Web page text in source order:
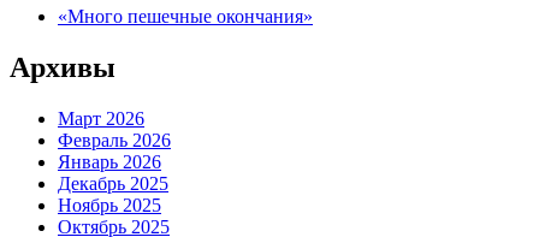
«Много пешечные окончания»
Архивы
Март 2026
Февраль 2026
Январь 2026
Декабрь 2025
Ноябрь 2025
Октябрь 2025